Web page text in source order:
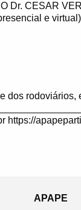
Dr. CESAR
e
dos
https://
APAPE